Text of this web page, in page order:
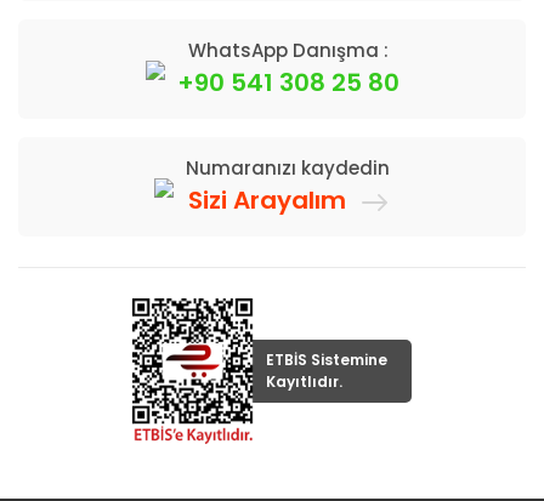
WhatsApp Danışma :
+90 541 308 25 80
Numaranızı kaydedin
Sizi Arayalım
ETBİS Sistemine
Kayıtlıdır.